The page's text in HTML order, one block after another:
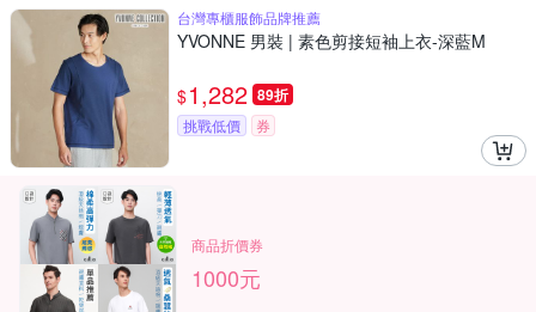
台灣專櫃服飾品牌推薦
YVONNE 男裝 | 素色剪接短袖上衣-深藍M
$1,282 89折
挑戰低價 券
商品折價券
1000元